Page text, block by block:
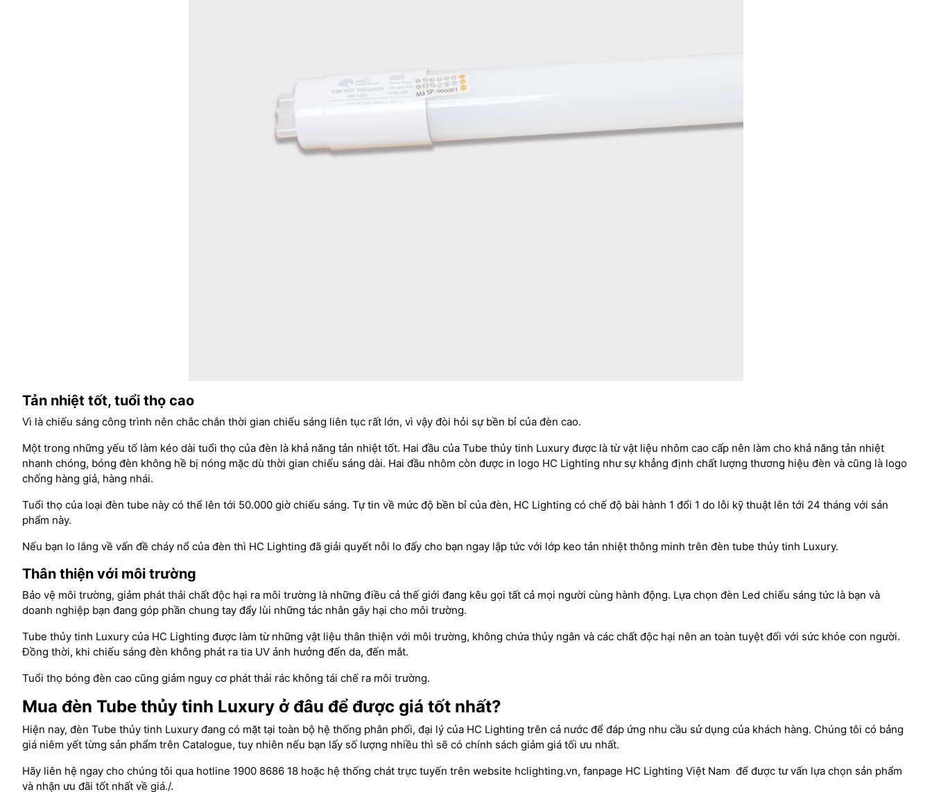
Tản nhiệt tốt, tuổi thọ cao
Vì là chiếu sáng công trình nên chắc chắn thời gian chiếu sáng liên tục rất lớn, vì vậy đòi hỏi sự bền bỉ của đèn cao.
Một trong những yếu tố làm kéo dài tuổi thọ của đèn là khả năng tản nhiệt tốt. Hai đầu của Tube thủy tinh Luxury được là từ vật liệu nhôm cao cấp nên làm cho khả năng tản nhiệt
nhanh chóng, bóng đèn không hề bị nóng mặc dù thời gian chiếu sáng dài. Hai đầu nhôm còn được in logo HC Lighting như sự khẳng định chất lượng thương hiệu đèn và cũng là logo
chống hàng giả, hàng nhái.
Tuổi thọ của loại đèn tube này có thể lên tới 50.000 giờ chiếu sáng. Tự tin về mức độ bền bỉ của đèn, HC Lighting có chế độ bài hành 1 đổi 1 do lỗi kỹ thuật lên tới 24 tháng với sản
phẩm này.
Nếu bạn lo lắng về vấn đề cháy nổ của đèn thì HC Lighting đã giải quyết nỗi lo đấy cho bạn ngay lập tức với lớp keo tản nhiệt thông minh trên đèn tube thủy tinh Luxury.
Thân thiện với môi trường
Bảo vệ môi trường, giảm phát thải chất độc hại ra môi trường là những điều cả thế giới đang kêu gọi tất cả mọi người cùng hành động. Lựa chọn đèn Led chiếu sáng tức là bạn và
doanh nghiệp bạn đang góp phần chung tay đẩy lùi những tác nhân gây hại cho môi trường.
Tube thủy tinh Luxury của HC Lighting được làm từ những vật liệu thân thiện với môi trường, không chứa thủy ngân và các chất độc hại nên an toàn tuyệt đối với sức khỏe con người.
Đồng thời, khi chiếu sáng đèn không phát ra tia UV ảnh hưởng đến da, đến mắt.
Tuổi thọ bóng đèn cao cũng giảm nguy cơ phát thải rác không tái chế ra môi trường.
Mua đèn Tube thủy tinh Luxury ở đâu để được giá tốt nhất?
Hiện nay, đèn Tube thủy tinh Luxury đang có mặt tại toàn bộ hệ thống phân phối, đại lý của HC Lighting trên cả nước để đáp ứng nhu cầu sử dụng của khách hàng. Chúng tôi có bảng
giá niêm yết từng sản phẩm trên Catalogue, tuy nhiên nếu bạn lấy số lượng nhiều thì sẽ có chính sách giảm giá tối ưu nhất.
Hãy liên hệ ngay cho chúng tôi qua hotline 1900 8686 18 hoặc hệ thống chát trực tuyến trên website hclighting.vn, fanpage HC Lighting Việt Nam để được tư vấn lựa chọn sản phẩm
và nhận ưu đãi tốt nhất về giá./.